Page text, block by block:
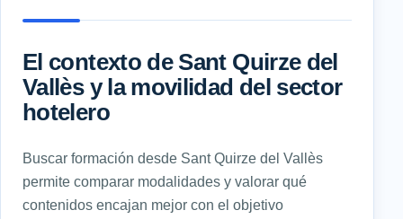
El contexto de Sant Quirze del
Vallès y la movilidad del sector
hotelero
Buscar formación desde Sant Quirze del Vallès
permite comparar modalidades y valorar qué
contenidos encajan mejor con el objetivo